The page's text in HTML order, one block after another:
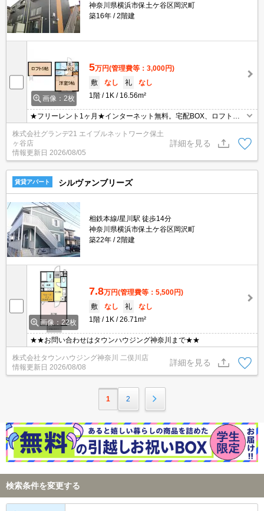
神奈川県横浜市保土ケ谷区岡沢町
築16年
2階建
画像：2枚
5万円(管理費等：3,000円)
敷
なし 礼
なし
1階
1K 16.56m²
★フリーレント1ヶ月★インターネット無料。宅配BOX、ロフト、
冷蔵庫、モニター付きインターホンなど便利な設備が整っておりま
す。
株式会社グランデ21 エイブルネットワーク保土
ヶ谷店
情報更新日 2026/08/05
詳細を見る
賃貸アパート シルヴァンブリーズ
相鉄本線/星川駅 徒歩14分
神奈川県横浜市保土ケ谷区岡沢町
築22年
2階建
画像：22枚
7.8万円(管理費等：5,500円)
敷
なし 礼
なし
1階
1K 26.71m²
★★お問い合わせはタウンハウジング神奈川まで★★
株式会社タウンハウジング神奈川 二俣川店
情報更新日 2026/08/08
詳細を見る
1 2
検索条件を変更する